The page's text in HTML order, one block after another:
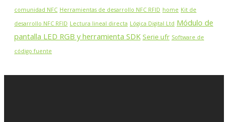
comunidad NFC Herramientas de desarrollo NFC RFID home Kit de
desarrollo NFC RFID Lectura lineal directa Lógica Digital Ltd Módulo de
pantalla LED RGB y herramienta SDK Serie ufr Software de
código fuente